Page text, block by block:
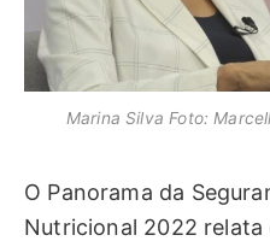
Marina Silva Foto:
O Panorama da
Nutricional 2022 relata